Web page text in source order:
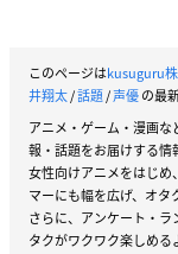
このページはkusuguru
井翔太/話題/声優の最
アニメ・ゲーム・漫画
報・話題をお届けする情
女性向けアニメをはじ
マーにも幅を広げ、オタ
さらに、アンケート・
タクがワクワク楽しめる